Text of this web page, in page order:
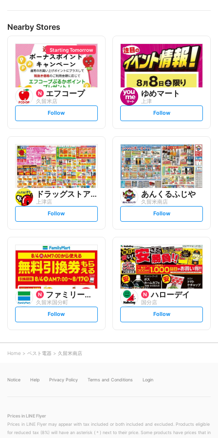
Nearby Stores
Starting Tomorrow
エフコープ
久留米店
s
t
l
o
w
Follow
ゆめマート
上津
s
t
l
o
w
Follow
ドラッグストアモリ
上津店
s
t
l
o
w
Follow
あんくるふじや
久留米南店
s
t
l
o
w
Follow
ファミリーマート
久留米国分町
s
t
o
w
Follow
ハローデイ
国分店
s
t
Follow
Home ベスト電器 久留米南店
Notice Help Privacy Policy Terms and Conditions Login
Prices in LINE Flyer
Prices in LINE Flyer may appear with tax included or both included and excluded. Products eligible
for reduced tax (8%) will have an asterisk (＊) next to their price. Some products have prices that in